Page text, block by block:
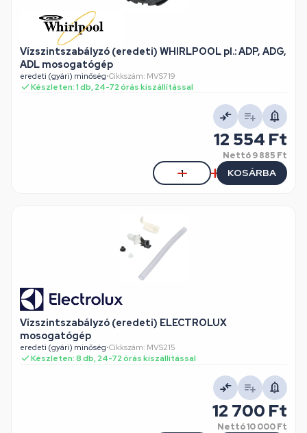
Vízszintszabályzó (eredeti) WHIRLPOOL pl.: ADP, ADG,
ADL mosogatógép
eredeti (gyári) minőség•Cikkszám: MVS719
Készleten: 1 db, 24-72 órás kiszállítással
12 554 Ft
Nettó9 885 Ft
KOSÁRBA
Vízszintszabályzó (eredeti) ELECTROLUX
mosogatógép
eredeti (gyári) minőség•Cikkszám: MVS215
Készleten: 8 db, 24-72 órás kiszállítással
12 700 Ft
Nettó10 000 Ft